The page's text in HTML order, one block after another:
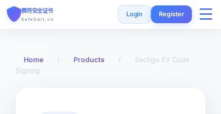
赛符安全证书
SafeCert.cn
Login Register
Home / Products /
Sectigo EV Code
Signing